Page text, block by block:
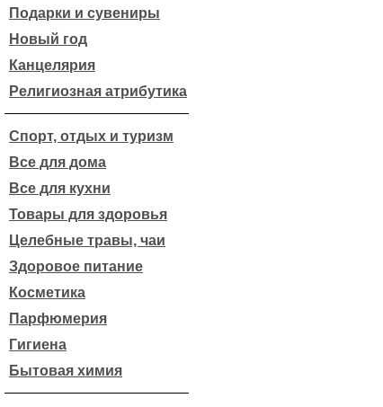
Подарки и сувениры
Новый год
Канцелярия
Религиозная атрибутика
Спорт, отдых и туризм
Все для дома
Все для кухни
Товары для здоровья
Целебные травы, чаи
Здоровое питание
Косметика
Парфюмерия
Гигиена
Бытовая химия